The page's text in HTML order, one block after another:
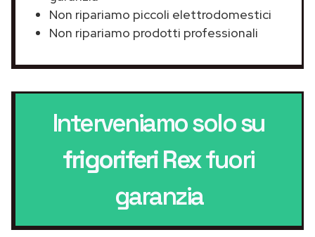
Non ripariamo piccoli elettrodomestici
Non ripariamo prodotti professionali
Interveniamo solo su
frigoriferi Rexfuori
garanzia